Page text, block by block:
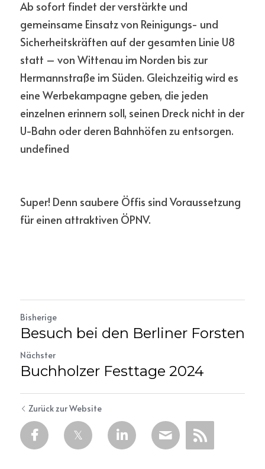
Ab sofort findet der verstärkte und
gemeinsame Einsatz von Reinigungs- und
Sicherheitskräften auf der gesamten Linie U8
statt – von Wittenau im Norden bis zur
Hermannstraße im Süden. Gleichzeitig wird es
eine Werbekampagne geben, die jeden
einzelnen erinnern soll, seinen Dreck nicht in der
U-Bahn oder deren Bahnhöfen zu entsorgen.
undefined
Super! Denn saubere Öffis sind Voraussetzung
für einen attraktiven ÖPNV.
Bisherige
Besuch bei den Berliner Forsten
Nächster
Buchholzer Festtage 2024
Zurück zur Website